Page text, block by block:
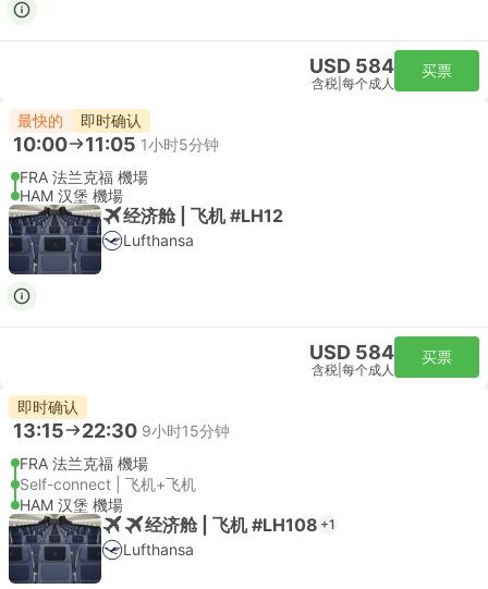
USD 584
含税 每个成人
买票
最快的 即时确认
10:00 11:05 1小时5分钟
FRA 法兰克福 機場
HAM 汉堡 機場
经济舱 | 飞机 #LH12
Lufthansa
USD 584
含税 每个成人
买票
即时确认
13:15 22:30 9小时15分钟
FRA 法兰克福 機場
Self-connect | 飞机+飞机
HAM 汉堡 機場
经济舱 | 飞机 #LH108 +1
Lufthansa